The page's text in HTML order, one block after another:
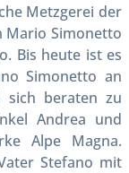
Metzgerei der
Mario Simonetto
Bis heute ist es
Simonetto an
sich beraten zu
Andrea und
Alpe Magna.
Stefano mit